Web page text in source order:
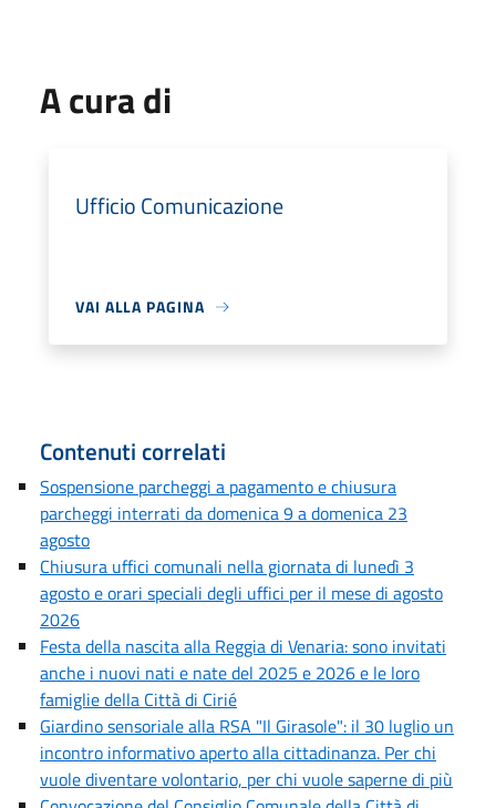
A cura di
Ufficio Comunicazione
VAI ALLA PAGINA
Contenuti correlati
Sospensione parcheggi a pagamento e chiusura
parcheggi interrati da domenica 9 a domenica 23
agosto
Chiusura uffici comunali nella giornata di lunedì 3
agosto e orari speciali degli uffici per il mese di agosto
2026
Festa della nascita alla Reggia di Venaria: sono invitati
anche i nuovi nati e nate del 2025 e 2026 e le loro
famiglie della Città di Cirié
Giardino sensoriale alla RSA "Il Girasole": il 30 luglio un
incontro informativo aperto alla cittadinanza. Per chi
vuole diventare volontario, per chi vuole saperne di più